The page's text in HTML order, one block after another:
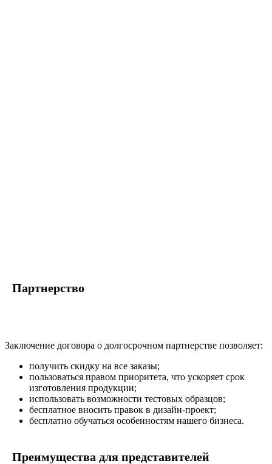
Партнерство
Заключение договора о долгосрочном партнерстве позволяет:
получить скидку на все заказы;
пользоваться правом приоритета, что ускоряет срок
изготовления продукции;
использовать возможности тестовых образцов;
бесплатное вносить правок в дизайн-проект;
бесплатно обучаться особенностям нашего бизнеса.
Преимущества для представителей